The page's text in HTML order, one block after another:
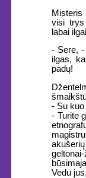
Misteris
visi trys
labai
- Sere,
ilgas,
padų!
- Su
- Turite
Vedu